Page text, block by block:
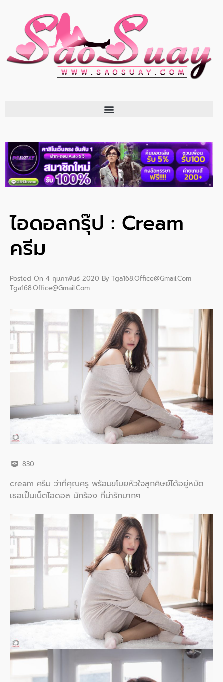
ไอดอลกรุ๊ป : Cream
ครีม
Posted On 4 กุมภาพันธ์ 2020 By Tga168.office@gmail.com
Tga168.office@gmail.com
830
cream ครีม ว่าที่คุณครู พร้อมขโมยหัวใจลูกศิษย์ได้อยู่หมัด
เธอเป็นเน็ตไอดอล นักร้อง ที่น่ารักมากๆ